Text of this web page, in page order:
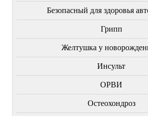
Безопасный для здоровья
Грипп
Желтушка у
Инсульт
ОРВИ
Остеохондроз